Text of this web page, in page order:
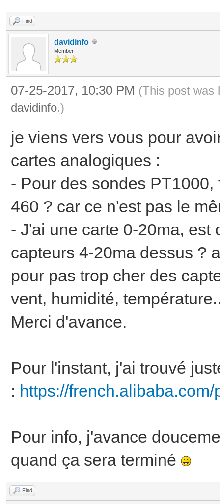
Find
davidinfo
Member
07-25-2017, 10:30 PM (This post was
davidinfo.)
je viens vers vous pour
cartes analogiques :
- Pour des sondes
460 ? car ce n'est pas le
- J'ai une carte 0-20ma, est
capteurs 4-20ma dessus ?
pour pas trop cher des
vent, humidité,
Merci d'avance.
Pour l'instant, j'ai trouvé
: https://
Pour info, j'avance
quand ça sera terminé
Find